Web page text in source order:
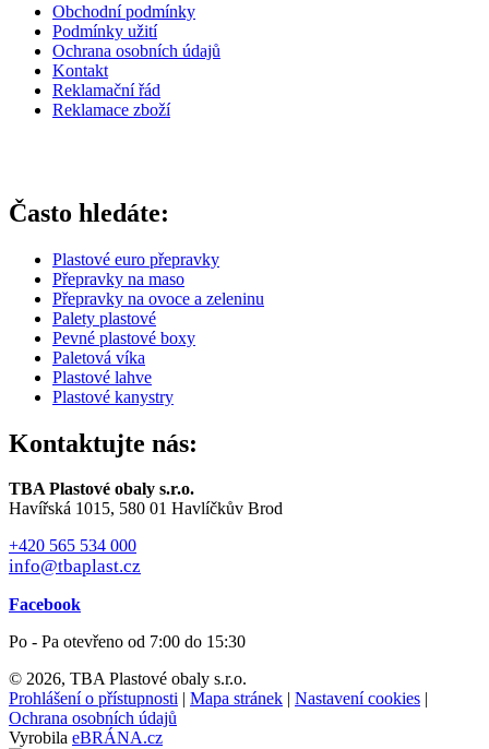
Obchodní podmínky
Podmínky užití
Ochrana osobních údajů
Kontakt
Reklamační řád
Reklamace zboží
Často hledáte:
Plastové euro přepravky
Přepravky na maso
Přepravky na ovoce a zeleninu
Palety plastové
Pevné plastové boxy
Paletová víka
Plastové lahve
Plastové kanystry
Kontaktujte nás:
TBA Plastové obaly s.r.o.
Havířská 1015, 580 01 Havlíčkův Brod
+420 565 534 000
info@tbaplast.cz
Facebook
Po - Pa otevřeno od 7:00 do 15:30
© 2026, TBA Plastové obaly s.r.o.
Prohlášení o přístupnosti | Mapa stránek | Nastavení cookies |
Ochrana osobních údajů
Vyrobila eBRÁNA.cz